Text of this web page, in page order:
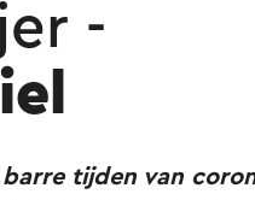
-
tijden van